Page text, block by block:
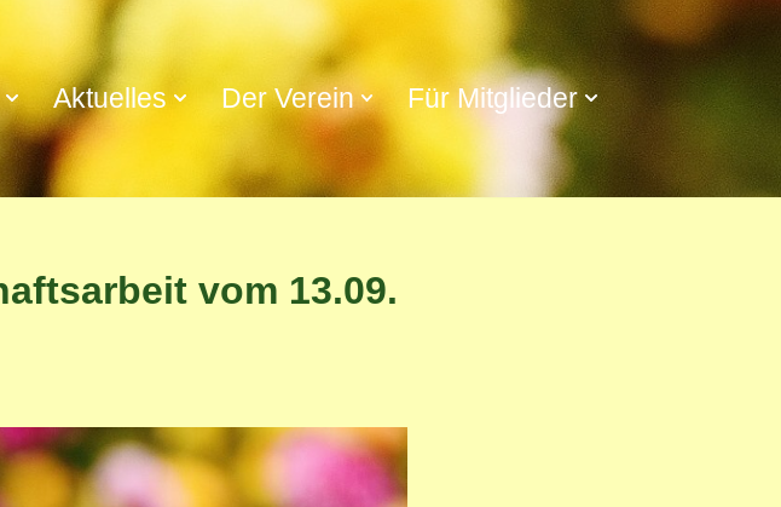
Aktuelles Der Verein Für Mitglieder
vom 13.09.